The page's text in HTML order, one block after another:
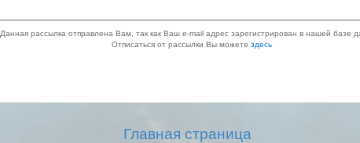
Данная рассылка отправлена Вам, так как Ваш e-mail адрес зарегистрирован в нашей базе
Отписаться от рассылки Вы можете здесь
Главная страница